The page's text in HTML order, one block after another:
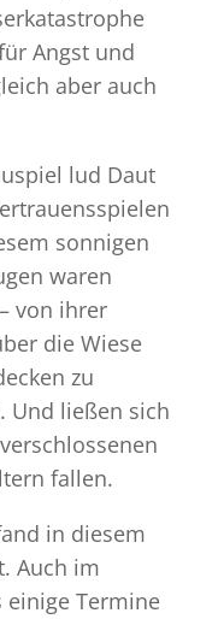
Angst und
aber auch
lud Daut
sonnigen
waren
von ihrer
die Wiese
zu
Und ließen sich
fallen.
in diesem
Auch im
einige Termine